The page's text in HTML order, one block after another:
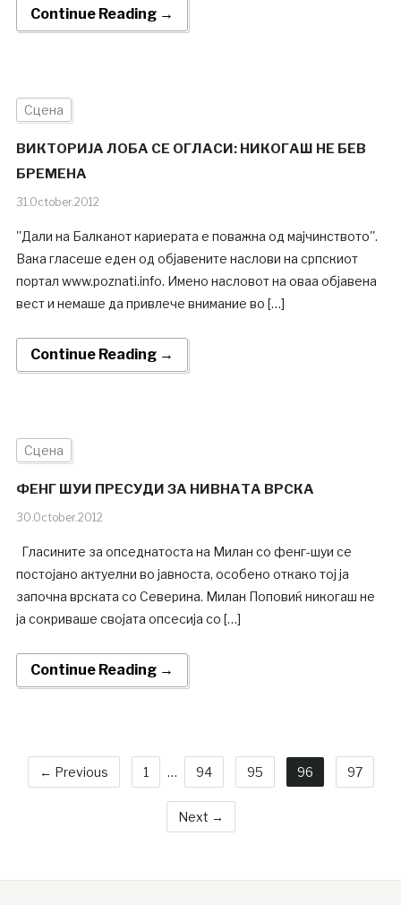
Continue Reading →
Сцена
ВИКТОРИЈА ЛОБА СЕ ОГЛАСИ: НИКОГАШ НЕ БЕВ
БРЕМЕНА
31.October.2012
''Дали на Балканот кариерата е поважна од мајчинството''.
Вака гласеше еден од објавените наслови на српскиот
портал www.poznati.info. Имено насловот на оваа објавена
вест и немаше да привлече внимание во […]
Continue Reading →
Сцена
ФЕНГ ШУИ ПРЕСУДИ ЗА НИВНАТА ВРСКА
30.October.2012
Гласините за опседнатоста на Милан со фенг-шуи се
постојано актуелни во јавноста, особено откако тој ја
започна врската со Северина. Милан Поповиќ никогаш не
ја сокриваше својата опсесија со […]
Continue Reading →
← Previous 1 … 94 95 96 97
Next →